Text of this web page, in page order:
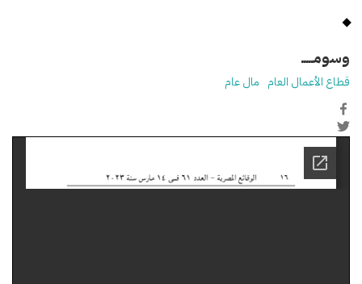
وسومـــــ
قطاع الأعمال العام مال عام